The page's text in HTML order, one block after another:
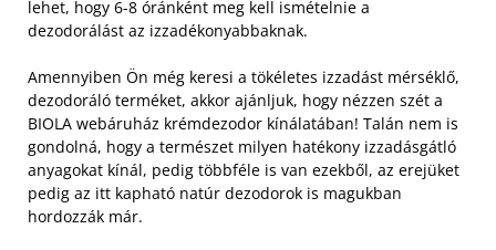
lehet, hogy 6-8 óránként meg kell ismételnie a
dezodorálást az izzadékonyabbaknak.
Amennyiben Ön még keresi a tökéletes izzadást mérséklő,
dezodoráló terméket, akkor ajánljuk, hogy nézzen szét a
BIOLA webáruház krémdezodor kínálatában! Talán nem is
gondolná, hogy a természet milyen hatékony izzadásgátló
anyagokat kínál, pedig többféle is van ezekből, az erejüket
pedig az itt kapható natúr dezodorok is magukban
hordozzák már.